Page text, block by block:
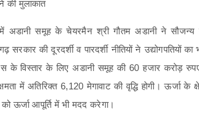
अडानी समूह के चेयरमैन श्री गौतम अडानी ने सौजन्य
की दूरदर्शी व पारदर्शी नीतियों ने उद्योगपतियों का
के विस्तार के लिए अडानी समूह की 60 हजार करोड़
में अतिरिक्त 6,120 मेगावाट की वृद्धि होगी। ऊर्जा के
ऊर्जा आपूर्ति में भी मदद करेगा।